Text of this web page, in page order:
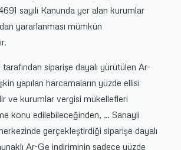
sayılı Kanunda yer alan kurumlar
yararlanması mümkün
siparişe dayalı yürütülen Ar-
yapılan harcamaların yüzde ellisi
ve kurumlar vergisi mükellefleri
konu edilebileceğinden, … Sanayii
gerçekleştirdiği siparişe dayalı
Ar-Ge indiriminin sadece yüzde